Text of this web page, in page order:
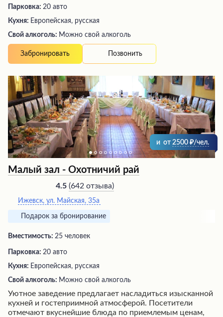
Парковка: 20 авто
Кухня: Европейская, русская
Свой алкоголь: Можно свой алкоголь
Забронировать Позвонить
и от 2500 /чел.
Малый зал - Охотничий рай
4.5 (642 отзыва)
Ижевск, ул. Майская, 35а
Подарок за бронирование
Вместимость: 25 человек
Парковка: 20 авто
Кухня: Европейская, русская
Свой алкоголь: Можно свой алкоголь
Уютное заведение предлагает насладиться изысканной
кухней и гостеприимной атмосферой. Посетители
отмечают вкуснейшие блюда по приемлемым ценам,